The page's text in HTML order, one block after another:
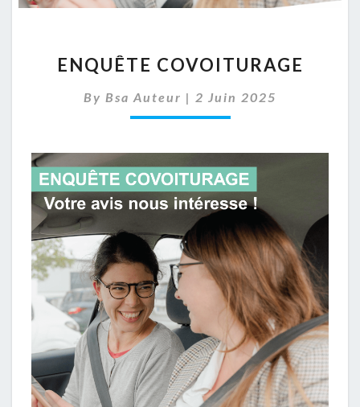
COVOITURAGE
ENQUÊTE COVOITURAGE
By Bsa Auteur | 2 Juin 2025